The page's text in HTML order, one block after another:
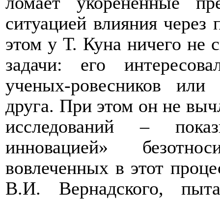
ситуацией влияния через
этом у Т. Куна ничего не
задачи: его
ученых-ровесников
друга. При этом он не
исследований –
инновацией»
вовлеченных в этот
В.И. Вернадского,